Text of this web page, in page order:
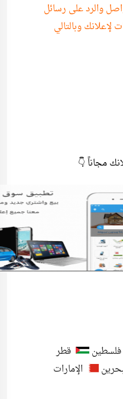
والرد على رسائل
لإعلانك وبالتالي
مجاناً 👇
فلسطين
قطر
الإمارات